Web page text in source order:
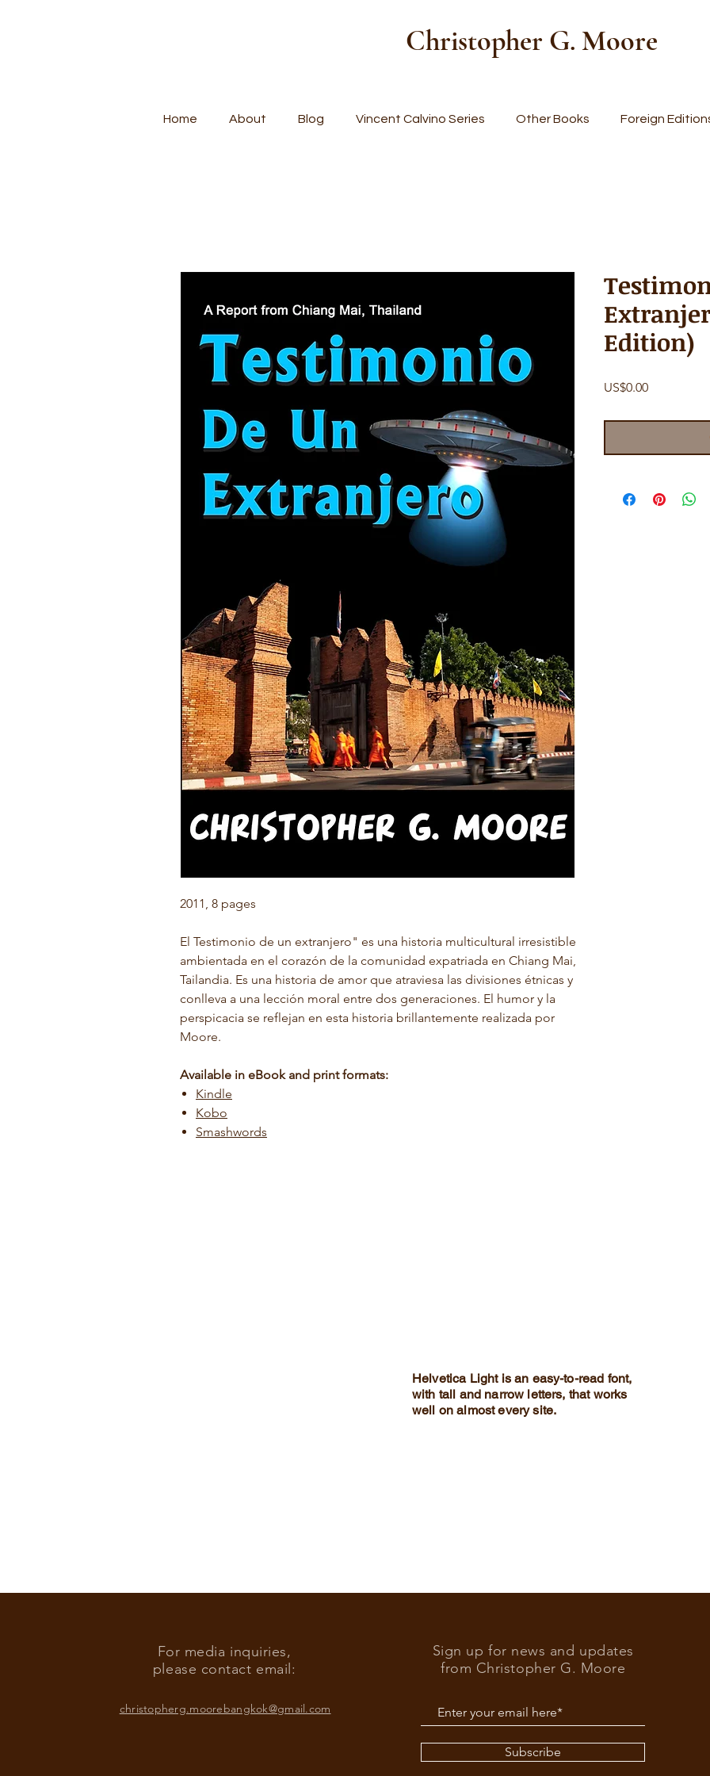
Christopher G. Moore
Home About Blog Vincent Calvino Series Other Books Foreign
2011, 8 pages
El Testimonio de un extranjero" es una historia multicultural irresistible
ambientada en el corazón de la comunidad expatriada en Chiang Mai,
Tailandia. Es una historia de amor que atraviesa las divisiones étnicas y
conlleva a una lección moral entre dos generaciones. El humor y la
perspicacia se reflejan en esta historia brillantemente realizada por
Moore.
Available in eBook and print formats:
Kindle
Kobo
Smashwords
Edition)
US$0.00Price
Helvetica Light is an easy-to-read font,
with tall and narrow letters, that works
well on almost every site.
For media inquiries,
please contact email:
christopherg.moorebangkok@gmail.com
Sign up for news and updates
from Christopher G. Moore
Subscribe